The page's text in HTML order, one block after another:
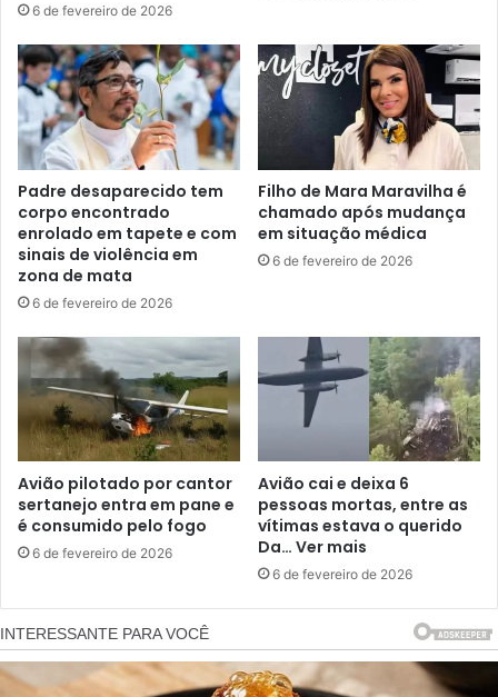
6 de fevereiro de 2026
Padre desaparecido tem
corpo encontrado
enrolado em tapete e com
sinais de violência em
zona de mata
6 de fevereiro de 2026
Filho de Mara Maravilha é
chamado após mudança
em situação médica
6 de fevereiro de 2026
Avião pilotado por cantor
sertanejo entra em pane e
é consumido pelo fogo
6 de fevereiro de 2026
Avião cai e deixa 6
pessoas mortas, entre as
vítimas estava o querido
Da… Ver mais
6 de fevereiro de 2026